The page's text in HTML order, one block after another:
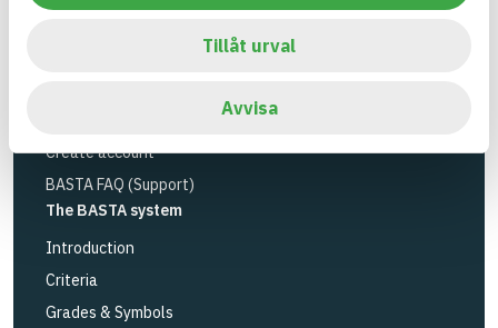
Tillåt urval
Avvisa
Create account
BASTA FAQ (Support)
The BASTA system
Introduction
Criteria
Grades & Symbols